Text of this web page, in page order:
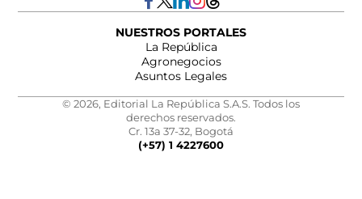
NUESTROS PORTALES
La República
Agronegocios
Asuntos Legales
© 2026, Editorial La República S.A.S. Todos los
derechos reservados.
Cr. 13a 37-32, Bogotá
(+57) 1 4227600